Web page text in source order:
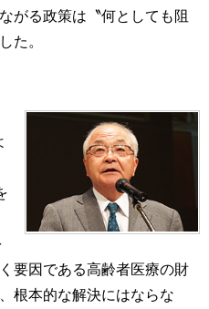
がる政策は〝何としても阻
た。
要因である高齢者医療の財
根本的な解決にはならな